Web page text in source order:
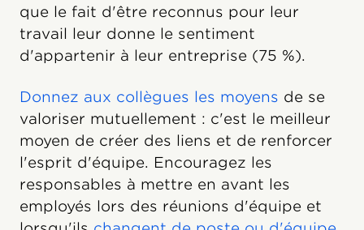
que le fait d'être reconnus pour leur
travail leur donne le sentiment
d'appartenir à leur entreprise (75 %).
Donnez aux collègues les moyens de se
valoriser mutuellement : c'est le meilleur
moyen de créer des liens et de renforcer
l'esprit d'équipe. Encouragez les
responsables à mettre en avant les
employés lors des réunions d'équipe et